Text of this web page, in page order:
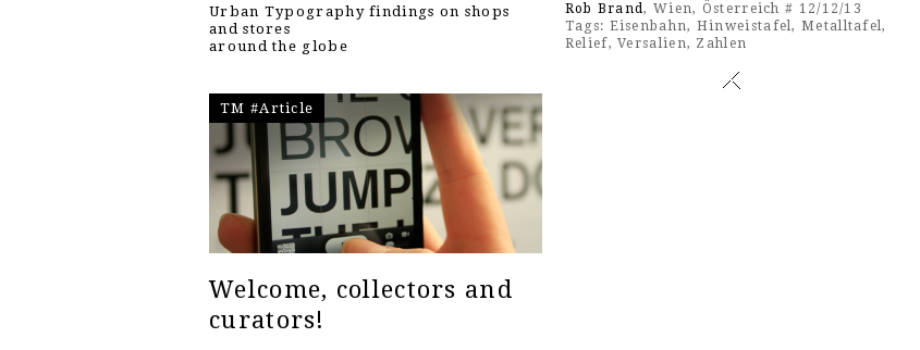
Rob Brand, Wien, Österreich # 12/12/13
Tags: Eisenbahn, Hinweistafel,Metalltafel,
Relief,Versalien, Zahlen
Urban Typography findings on shops
and stores
around the globe
TM #Article
Welcome, collectors and
curators!